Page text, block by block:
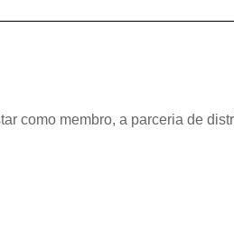
como membro, a parceria de